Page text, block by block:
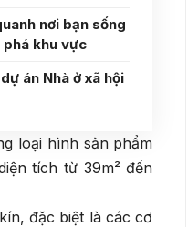
nơi bạn sống
phá khu vực
án Nhà ở xã hội
loại hình sản phẩm
tích từ 39m² đến
đặc biệt là các cơ